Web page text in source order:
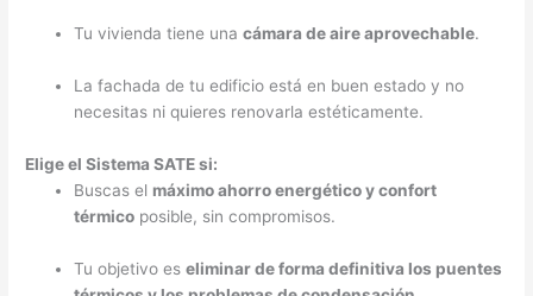
Tu vivienda tiene unacámara de aire aprovechable.
La fachada de tu edificio está en buen estado y no
necesitas ni quieres renovarla estéticamente.
Elige el Sistema SATE si:
Buscas el máximo ahorro energético y confort
térmico posible, sin compromisos.
Tu objetivo eseliminar de forma definitiva los puentes